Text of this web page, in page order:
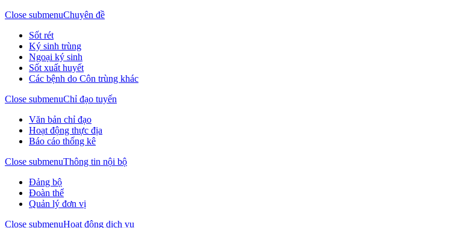
Close submenuChuyên đề
Sốt rét
Ký sinh trùng
Ngoại ký sinh
Sốt xuất huyết
Các bệnh do Côn trùng khác
Close submenuChỉ đạo tuyến
Văn bản chỉ đạo
Hoạt động thực địa
Báo cáo thống kê
Close submenuThông tin nội bộ
Đảng bộ
Đoàn thể
Quản lý đơn vị
Close submenuHoạt động dịch vụ